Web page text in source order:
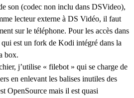
son (codec non inclu dans DSVideo),
lecteur externe à DS Vidéo, il faut
sur le téléphone. Pour les accès dans
est un fork de Kodi intégré dans la
box.
j’utilise « filebot » qui se charge de
en enlevant les balises inutiles des
OpenSource mais il est quasi